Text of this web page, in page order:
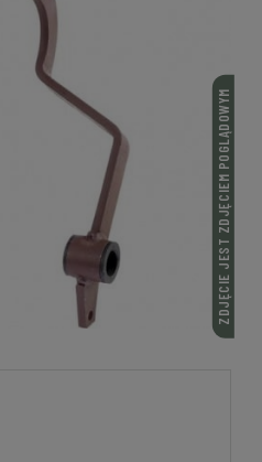
ZDJĘCIE JEST ZDJĘCIEM POGLĄDOWYM